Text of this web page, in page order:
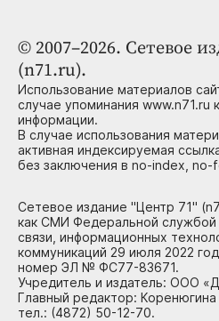
© 2007–2026. Сетевое
(n71.ru).
Использование материалов
случае упоминания www.n71.ru
информации.
В случае использования
активная индексируемая
без заключения в no-index, no-
Сетевое издание "Центр 71"
как СМИ Федеральной службой
связи, информационных
коммуникаций 29 июля 2022
номер ЭЛ № ФС77-83671.
Учредитель и издатель: ООО
Главный редактор: Коренюгина
тел.: (4872) 50-12-70.